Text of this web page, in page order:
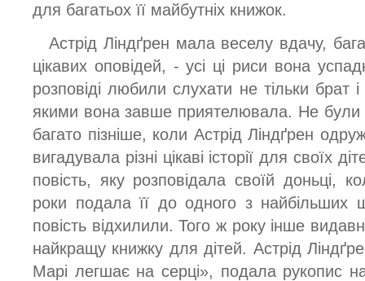
для багатьох її майбутніх книжок.
Астрід Ліндґрен мала веселу вдачу,
цікавих оповідей, - усі ці риси вона
розповіді любили слухати не тільки брат
якими вона завше приятелювала. Не були
багато пізніше, коли Астрід Ліндґрен
вигадувала різні цікаві історії для своїх
повість, яку розповідала своїй доньці,
роки подала її до одного з найбільших
повість відхилили. Того ж року інше
найкращу книжку для дітей. Астрід
Марі легшає на серці», подала рукопис